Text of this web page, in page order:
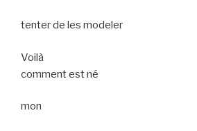
tenter de les modeler
Voilà
comment est né
mon